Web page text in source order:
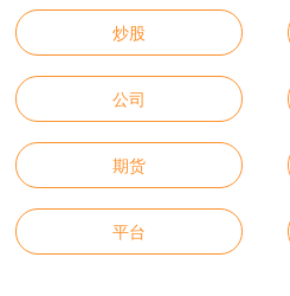
炒股
公司
期货
平台